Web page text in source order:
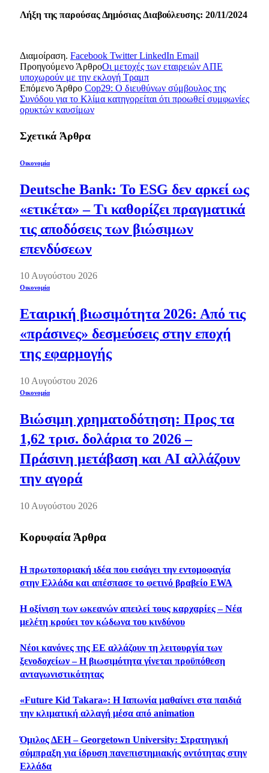
Λήξη της παρούσας Δημόσιας Διαβούλευσης: 20/11/2024
Διαμοίραση. Facebook Twitter LinkedIn Email
Προηγούμενο ΆρθροΟι μετοχές των εταιρειών ΑΠΕ
υποχωρούν με την εκλογή Τραμπ
Επόμενο Άρθρο Cop29: Ο διευθύνων σύμβουλος της
Συνόδου για το Κλίμα κατηγορείται ότι προωθεί συμφωνίες
ορυκτών καυσίμων
Σχετικά Άρθρα
Οικονομία
Deutsche Bank: Το ESG δεν αρκεί ως
«ετικέτα» – Τι καθορίζει πραγματικά
τις αποδόσεις των βιώσιμων
επενδύσεων
10 Αυγούστου 2026
Οικονομία
Εταιρική βιωσιμότητα 2026: Από τις
«πράσινες» δεσμεύσεις στην εποχή
της εφαρμογής
10 Αυγούστου 2026
Οικονομία
Βιώσιμη χρηματοδότηση: Προς τα
1,62 τρισ. δολάρια το 2026 –
Πράσινη μετάβαση και AI αλλάζουν
την αγορά
10 Αυγούστου 2026
Κορυφαία Άρθρα
Η πρωτοποριακή ιδέα που εισάγει την εντομοφαγία
στην Ελλάδα και απέσπασε το φετινό βραβείο EWA
Η οξίνιση των ωκεανών απειλεί τους καρχαρίες – Νέα
μελέτη κρούει τον κώδωνα του κινδύνου
Νέοι κανόνες της ΕΕ αλλάζουν τη λειτουργία των
ξενοδοχείων – Η βιωσιμότητα γίνεται προϋπόθεση
ανταγωνιστικότητας
«Future Kid Takara»: Η Ιαπωνία μαθαίνει στα παιδιά
την κλιματική αλλαγή μέσα από animation
Όμιλος ΔΕΗ – Georgetown University: Στρατηγική
σύμπραξη για ίδρυση πανεπιστημιακής οντότητας στην
Ελλάδα